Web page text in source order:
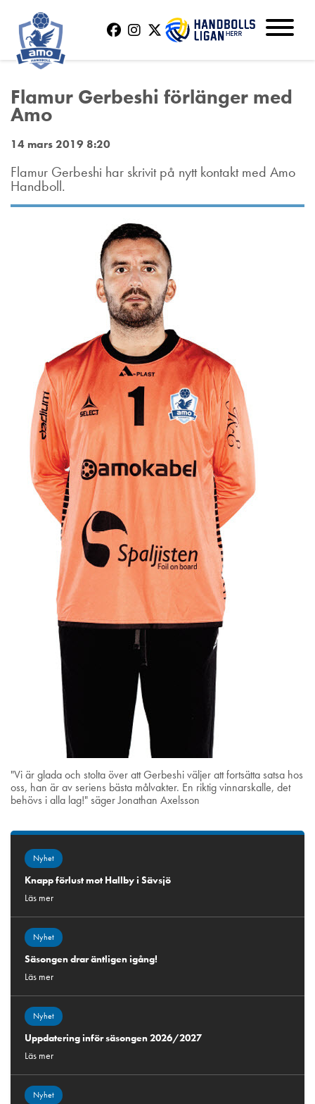
Flamur Gerbeshi förlänger med
Amo
14 mars 2019 8:20
Flamur Gerbeshi har skrivit på nytt kontakt med Amo
Handboll.
"Vi är glada och stolta över att Gerbeshi väljer att fortsätta satsa hos
oss, han är av seriens bästa målvakter. En riktig vinnarskalle, det
behövs i alla lag!" säger Jonathan Axelsson
Nyhet
Knapp förlust mot Hallby i Sävsjö
Läs mer
Nyhet
Säsongen drar äntligen igång!
Läs mer
Nyhet
Uppdatering inför säsongen 2026/2027
Läs mer
Nyhet